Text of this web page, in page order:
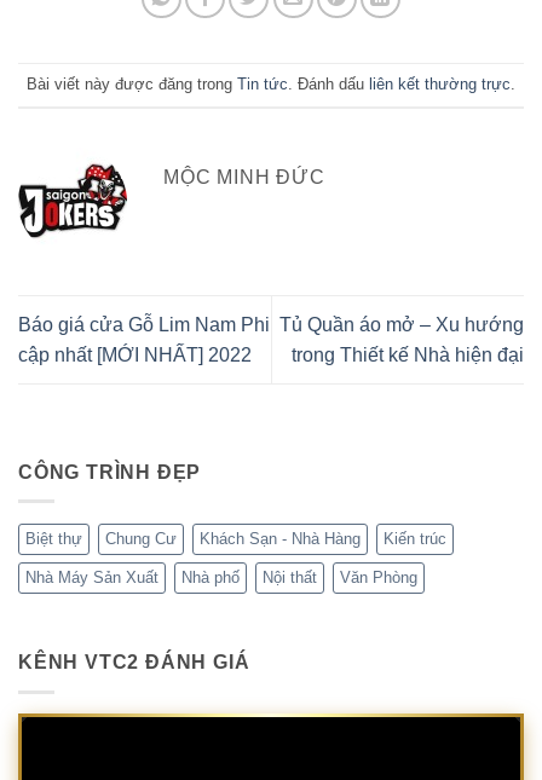
Bài viết này được đăng trong Tin tức . Đánh dấu liên kết thường trực
MỘC MINH ĐỨC
Báo giá cửa Gỗ Lim Nam Phi
cập nhất [MỚI NHẤT] 2022
Tủ Quần áo mở – Xu hướng
trong Thiết kế Nhà hiện đại
CÔNG TRÌNH ĐẸP
Biệt thự Chung Cư Khách Sạn - Nhà Hàng Kiến trúc
Nhà Máy Sản Xuất Nhà phố Nội thất Văn Phòng
KÊNH VTC2 ĐÁNH GIÁ
Trình